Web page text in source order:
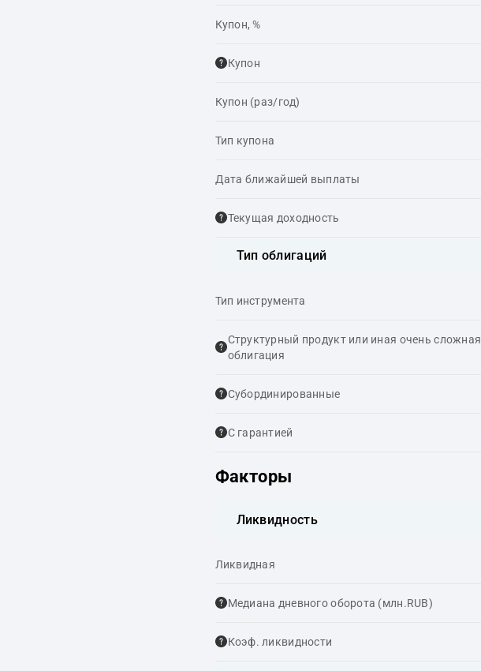
Купон, %
Купон
Купон (раз/год)
Тип купона
Дата ближайшей выплаты
Текущая доходность
Тип облигаций
Тип инструмента
Структурный продукт или иная очень сложная
облигация
Cубординированные
С гарантией
Факторы
Ликвидность
Ликвидная
Медиана дневного оборота (млн.RUB)
Коэф. ликвидности